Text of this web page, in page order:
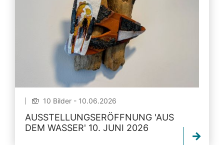
10 Bilder - 10.06.2026
AUSSTELLUNGSERÖFFNUNG 'AUS
DEM WASSER' 10. JUNI 2026